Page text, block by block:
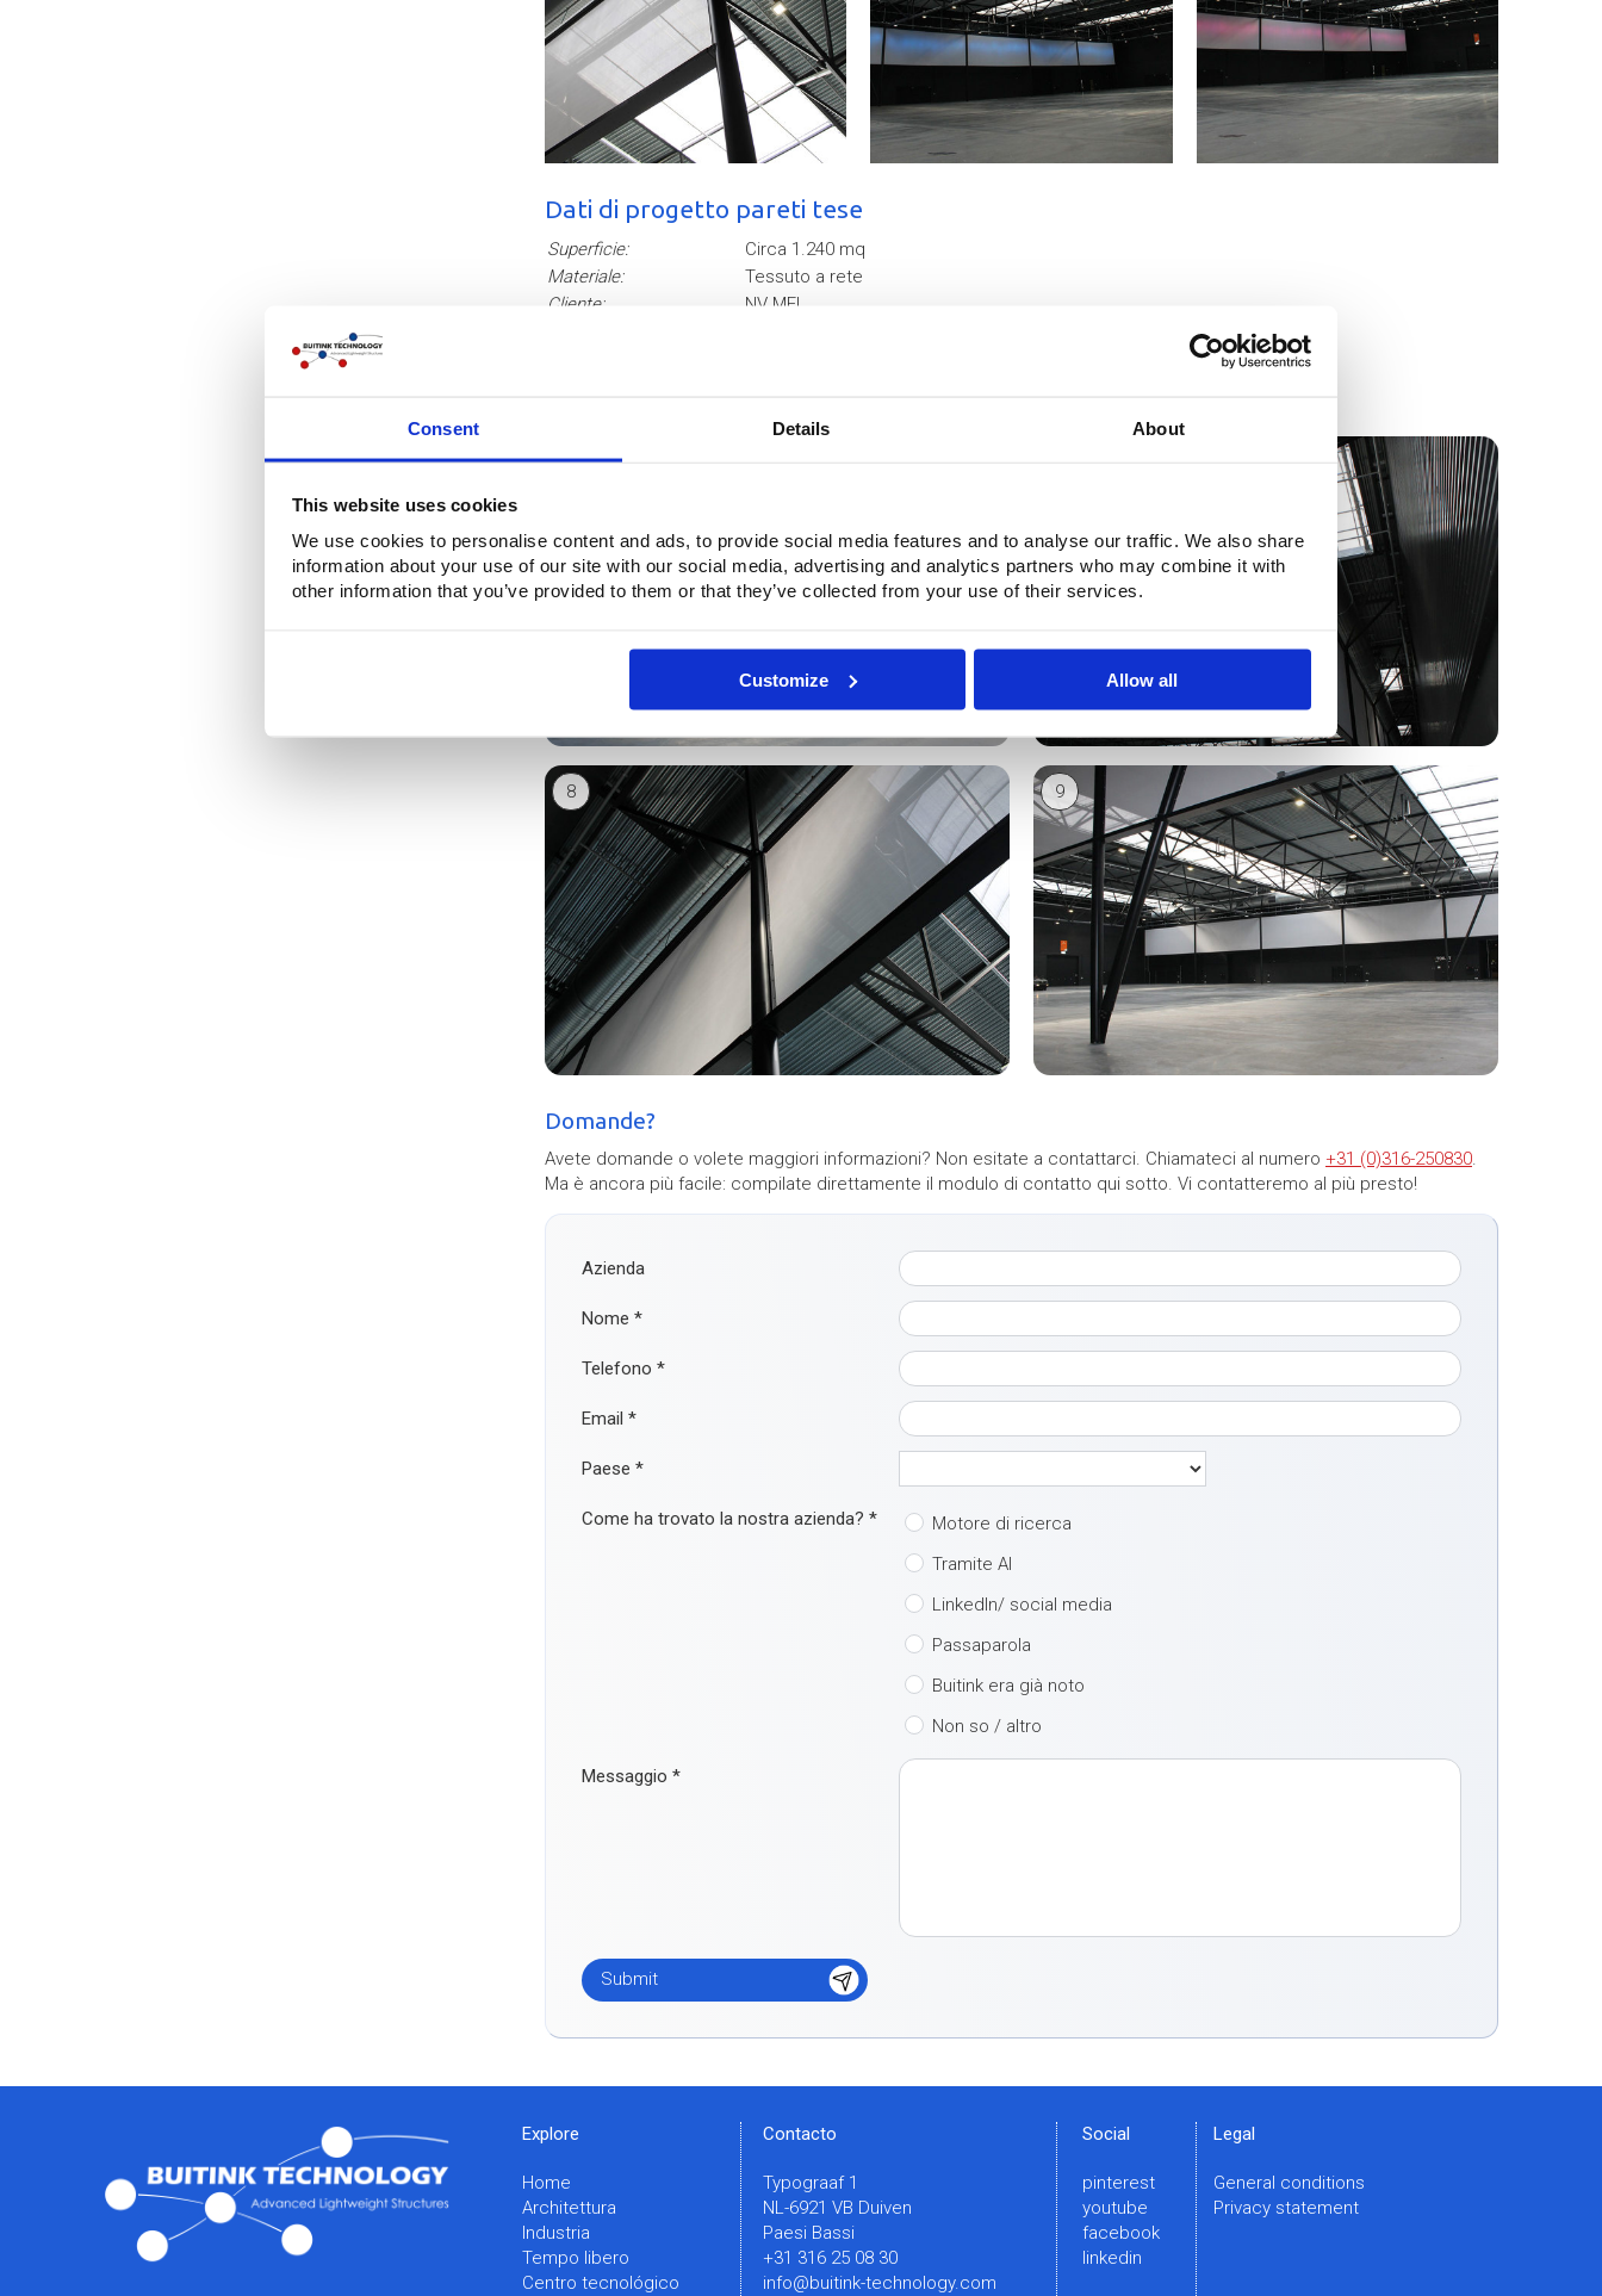
Consent Details About
This website uses cookies
We use cookies to personalise content and ads, to provide social media features and to analyse our traffic. We also share
information about your use of our site with our social media, advertising and analytics partners who may combine it with
other information that you’ve provided to them or that they’ve collected from your use of their services.
Customize Allow all
Dati di progetto pareti tese
Superficie:
Circa 1.240 mq
Materiale:
Tessuto a rete
Cliente:
NV MEI
6
8 9
Domande?
Avete domande o volete maggiori informazioni? Non esitate a contattarci. Chiamateci al numero +31 (0)316-250830.
Ma è ancora più facile: compilate direttamente il modulo di contatto qui sotto. Vi contatteremo al più presto!
Azienda
Nome *
Telefono *
Email *
Paese *
Come ha trovato la nostra azienda? *
Motore di ricerca
Tramite AI
LinkedIn/ social media
Passaparola
Buitink era già noto
Non so / altro
Messaggio *
Explore
Home
Architettura
Industria
Tempo libero
Centro tecnológico
Contacto
Typograaf 1
NL-6921 VB Duiven
Paesi Bassi
+31 316 25 08 30
info@buitink-technology.com
Social
pinterest
youtube
facebook
linkedin
Legal
General conditions
Privacy statement